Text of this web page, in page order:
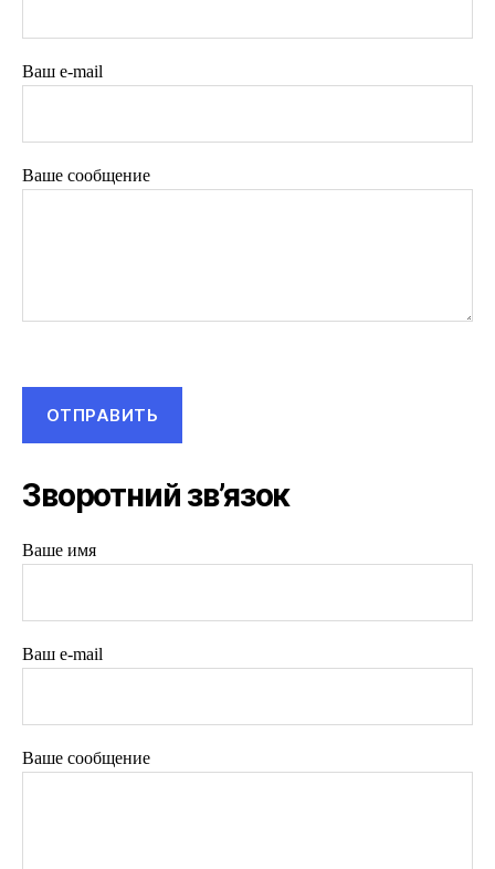
Ваш e-mail
Ваше сообщение
Зворотний зв’язок
Ваше имя
Ваш e-mail
Ваше сообщение